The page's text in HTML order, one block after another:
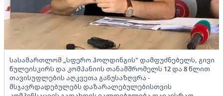
სასამართლომ „სფერო ჰოლდინგის" დამფუძნებელს, გივი
წულეისკირს და კომპანიის თანამშრომელს 12 და 8 წლით
თავისუფლების აღკვეთა განუსაზღვრა -
მსჯავრდადებულებს დაზარალებულებისთვის